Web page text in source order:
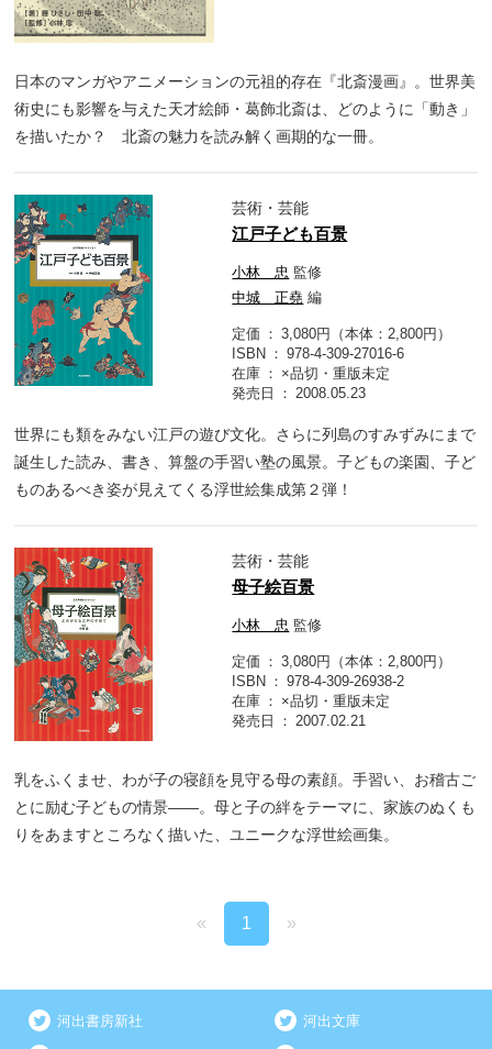
日本のマンガやアニメーションの元祖的存在『北斎漫画』。世界美
術史にも影響を与えた天才絵師・葛飾北斎は、どのように「動き」
を描いたか？ 北斎の魅力を読み解く画期的な一冊。
芸術・芸能
江戸子ども百景
小林 忠 監修
中城 正堯 編
定価
3,080円（本体：2,800円）
ISBN
978-4-309-27016-6
在庫
×品切・重版未定
発売日
2008.05.23
世界にも類をみない江戸の遊び文化。さらに列島のすみずみにまで
誕生した読み、書き、算盤の手習い塾の風景。子どもの楽園、子ど
ものあるべき姿が見えてくる浮世絵集成第２弾！
芸術・芸能
母子絵百景
小林 忠 監修
定価
3,080円（本体：2,800円）
ISBN
978-4-309-26938-2
在庫
×品切・重版未定
発売日
2007.02.21
乳をふくませ、わが子の寝顔を見守る母の素顔。手習い、お稽古ご
とに励む子どもの情景――。母と子の絆をテーマに、家族のぬくも
りをあますところなく描いた、ユニークな浮世絵画集。
« 1 »
河出書房新社 河出文庫